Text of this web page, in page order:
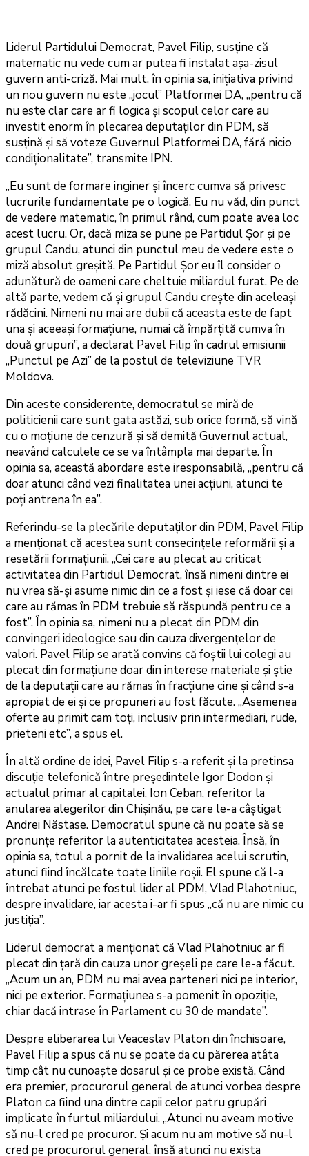
Liderul Partidului Democrat, Pavel Filip, susține că
matematic nu vede cum ar putea fi instalat așa-zisul
guvern anti-criză. Mai mult, în opinia sa, inițiativa privind
un nou guvern nu este „jocul” Platformei DA, „pentru că
nu este clar care ar fi logica și scopul celor care au
investit enorm în plecarea deputaților din PDM, să
susțină și să voteze Guvernul Platformei DA, fără nicio
condiționalitate”, transmite IPN.
„Eu sunt de formare inginer și încerc cumva să privesc
lucrurile fundamentate pe o logică. Eu nu văd, din punct
de vedere matematic, în primul rând, cum poate avea loc
acest lucru. Or, dacă miza se pune pe Partidul Șor și pe
grupul Candu, atunci din punctul meu de vedere este o
miză absolut greșită. Pe Partidul Șor eu îl consider o
adunătură de oameni care cheltuie miliardul furat. Pe de
altă parte, vedem că și grupul Candu crește din aceleași
rădăcini. Nimeni nu mai are dubii că aceasta este de fapt
una și aceeași formațiune, numai că împărțită cumva în
două grupuri”, a declarat Pavel Filip în cadrul emisiunii
„Punctul pe Azi” de la postul de televiziune TVR
Moldova.
Din aceste considerente, democratul se miră de
politicienii care sunt gata astăzi, sub orice formă, să vină
cu o moțiune de cenzură și să demită Guvernul actual,
neavând calculele ce se va întâmpla mai departe. În
opinia sa, această abordare este iresponsabilă, „pentru că
doar atunci când vezi finalitatea unei acțiuni, atunci te
poți antrena în ea”.
Referindu-se la plecările deputaților din PDM, Pavel Filip
a menționat că acestea sunt consecințele reformării și a
resetării formațiunii. „Cei care au plecat au criticat
activitatea din Partidul Democrat, însă nimeni dintre ei
nu vrea să-și asume nimic din ce a fost și iese că doar cei
care au rămas în PDM trebuie să răspundă pentru ce a
fost”. În opinia sa, nimeni nu a plecat din PDM din
convingeri ideologice sau din cauza divergențelor de
valori. Pavel Filip se arată convins că foștii lui colegi au
plecat din formațiune doar din interese materiale și știe
de la deputații care au rămas în fracțiune cine și când s-a
apropiat de ei și ce propuneri au fost făcute. „Asemenea
oferte au primit cam toți, inclusiv prin intermediari, rude,
prieteni etc”, a spus el.
În altă ordine de idei, Pavel Filip s-a referit și la pretinsa
discuție telefonică între președintele Igor Dodon și
actualul primar al capitalei, Ion Ceban, referitor la
anularea alegerilor din Chișinău, pe care le-a câștigat
Andrei Năstase. Democratul spune că nu poate să se
pronunțe referitor la autenticitatea acesteia. Însă, în
opinia sa, totul a pornit de la invalidarea acelui scrutin,
atunci fiind încălcate toate liniile roșii. El spune că l-a
întrebat atunci pe fostul lider al PDM, Vlad Plahotniuc,
despre invalidare, iar acesta i-ar fi spus „că nu are nimic cu
justiția”.
Liderul democrat a menționat că Vlad Plahotniuc ar fi
plecat din țară din cauza unor greșeli pe care le-a făcut.
„Acum un an, PDM nu mai avea parteneri nici pe interior,
nici pe exterior. Formațiunea s-a pomenit în opoziție,
chiar dacă intrase în Parlament cu 30 de mandate”.
Despre eliberarea lui Veaceslav Platon din închisoare,
Pavel Filip a spus că nu se poate da cu părerea atâta
timp cât nu cunoaște dosarul și ce probe există. Când
era premier, procurorul general de atunci vorbea despre
Platon ca fiind una dintre capii celor patru grupări
implicate în furtul miliardului. „Atunci nu aveam motive
să nu-l cred pe procuror. Și acum nu am motive să nu-l
cred pe procurorul general, însă atunci nu exista